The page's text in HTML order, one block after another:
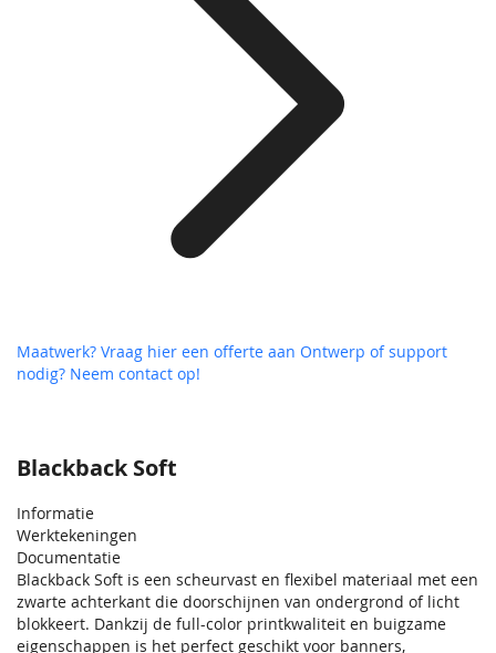
Blackback Soft
Informatie
Werktekeningen
Documentatie
Blackback Soft is een scheurvast en flexibel materiaal met een
zwarte achterkant die doorschijnen van ondergrond of licht
blokkeert. Dankzij de full-color printkwaliteit en buigzame
eigenschappen is het perfect geschikt voor banners,
Maatwerk? Vraag hier een offerte aan Ontwerp of support
nodig? Neem contact op!